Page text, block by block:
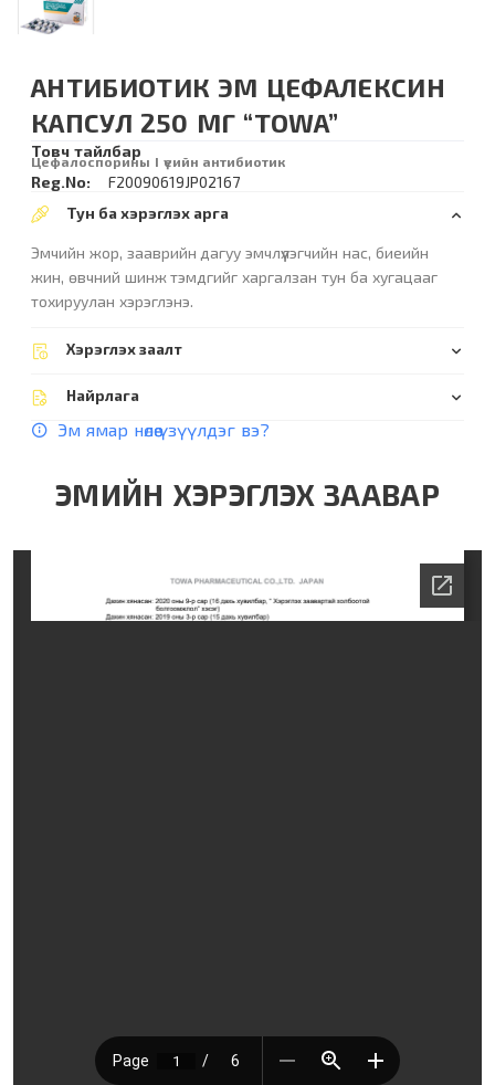
АНТИБИОТИК ЭМ ЦЕФАЛЕКСИН
КАПСУЛ 250 МГ “TOWA”
Товч тайлбар
Цефалоспорины I үеийн антибиотик
Reg.No:
F20090619JP02167
Тун ба хэрэглэх арга
Эмчийн жор, зааврийн дагуу эмчлүүлэгчийн нас, биеийн
жин, өвчний шинж тэмдгийг харгалзан тун ба хугацааг
тохируулан хэрэглэнэ.
Хэрэглэх заалт
Найрлага
Эм ямар нөлөө үзүүлдэг вэ?
ЭМИЙН ХЭРЭГЛЭХ ЗААВАР